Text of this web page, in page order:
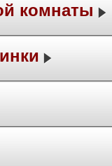
комнаты